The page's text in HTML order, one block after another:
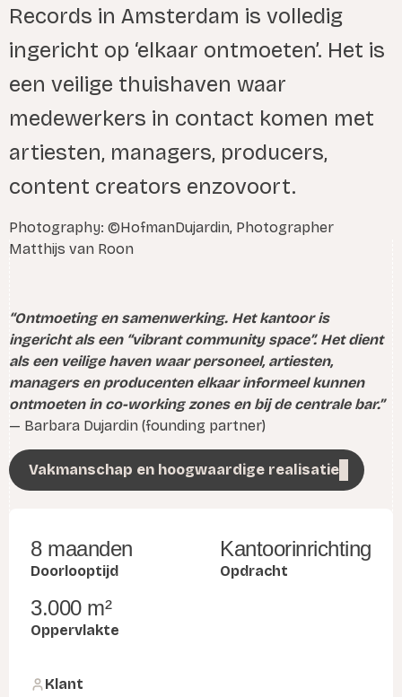
Records in Amsterdam is volledig
ingericht op ‘elkaar ontmoeten’. Het is
een veilige thuishaven waar
medewerkers in contact komen met
artiesten, managers, producers,
content creators enzovoort.
Photography: ©HofmanDujardin, Photographer
Matthijs van Roon
“Ontmoeting en samenwerking. Het kantoor is
ingericht als een “vibrant community space”. Het dient
als een veilige haven waar personeel, artiesten,
managers en producenten elkaar informeel kunnen
ontmoeten in co-working zones en bij de centrale bar.”
— Barbara Dujardin (founding partner)
Vakmanschap en hoogwaardige realisatie
8 maanden
Doorlooptijd
Kantoorinrichting
Opdracht
3.000 m²
Oppervlakte
Klant